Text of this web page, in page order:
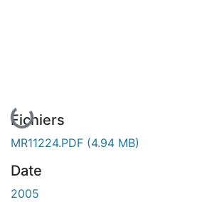
En cours de chargement...
Fichiers
MR11224.PDF (4.94 MB)
Date
2005